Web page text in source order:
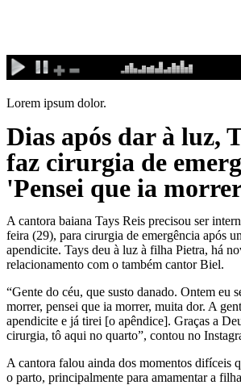
conteúdo
Lorem ipsum dolor.
Dias após dar à luz,
faz cirurgia de
'Pensei que ia
A cantora baiana Tays Reis precisou ser
feira (29), para cirurgia de emergência após
apendicite. Tays deu à luz à filha Pietra, há
relacionamento com o também cantor Biel.
“Gente do céu, que susto danado. Ontem eu
morrer, pensei que ia morrer, muita dor. A
apendicite e já tirei [o apêndice]. Graças a
cirurgia, tô aqui no quarto”, contou no
A cantora falou ainda dos momentos difíceis
o parto, principalmente para amamentar a